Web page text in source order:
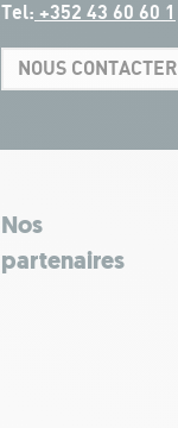
Tel: +352 43 60 60 1
NOUS CONTACTER
Nos
partenaires